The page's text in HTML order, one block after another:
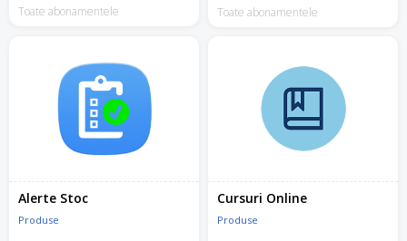
Toate abonamentele
culoare etc.).
Toate abonamentele
Alerte Stoc
Produse
Cursuri Online
Produse